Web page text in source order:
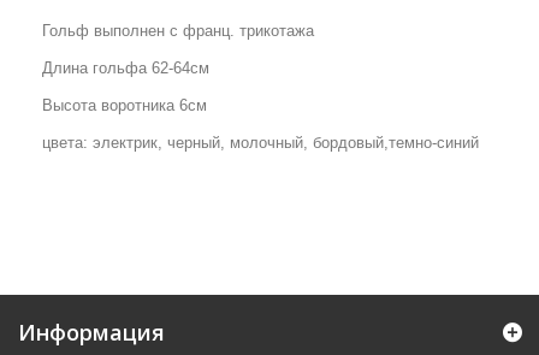
Гольф выполнен с франц. трикотажа
Длина гольфа 62-64см
Высота воротника 6см
цвета: электрик, черный, молочный, бордовый,темно-синий
Информация